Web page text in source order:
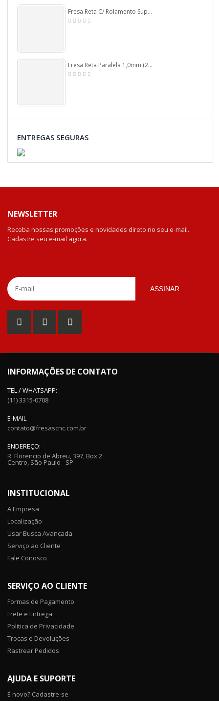
Fresa Reta C/ Rolamento Superior Ø19mm X 51mm Corte X 95mm X 12mm Haste. (Ftr2942)
Fresa Reta Paralela 1,0mm (2c) X 3,0mm De Corte X 38mm Total X 3,17mm (1/8) Haste. (Ftr186)
ENTREGAS SEGURAS
NEWSLETTER
Receba nossas promoções e novidades direto no seu e-mail.
Cadastre seu e-mail agora.
ASSINAR
INFORMAÇÕES DE CONTATO
TEL / WHATSAPP:
(11) 3315-0708
E-MAIL
contato@fresascnc.com.br
ENDEREÇO:
R. Florencio de Abreu, 397, Box 2
Centro, São Paulo - SP
INSTITUCIONAL
A Empresa
Localização
Usar Busca Avançada
Serviço ao Cliente
Fale Conosco
SERVIÇO AO CLIENTE
Formas de Pagamento
Frete e Entrega
Politica de Privacidade
Trocas e Devoluções
Rastrear Pedidos
AJUDA E SUPORTE
É novo? Cadastre-se